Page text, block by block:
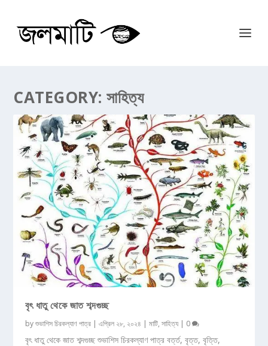
CATEGORY:সাহিত্য
বৃৎ ধাতু থেকে জাত শব্দগুচ্ছ
byশুভাশিস চিরকল্যাণ পাত্র |এপ্রিল ২৮, ২০২৪ |মাটি,সাহিত্য | 0
বৃৎ ধাতু থেকে জাত শব্দগুচ্ছ শুভাশিস চিরকল্যাণ পাত্র বর্ত্ত, বৃত্ত, বৃত্তি,